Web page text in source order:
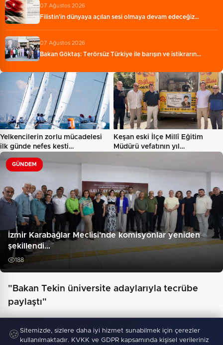
07 Ağustos 2026
Filistin'in dünyaya açılan sesi olmaya devam edeceğiz…
07 Ağustos 2026
Bakan Göktaş: Terörsüz Türkiye ile barışın ve istikrarın…
Yelkencilerin zorlu mücadelesi
ilk günde nefes kesti…
Keşan eski İlçe Millî Eğitim
Müdürü vefatının yıl…
GÜNDEM
İzmir Karabağlar Meclisi'nde komisyonlar yeniden
şekillendi…
188
"Bakan Tekin üniversite adaylarıyla tecrübe
paylaştı"
🍪 Sitemizde, sizlere daha iyi hizmet sunabilmek için çerezler
kullanılmaktadır. KVKK ve GDPR kapsamında kişisel verileriniz